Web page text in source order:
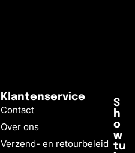
Klantenservice
Contact
Over ons
Verzend- en retourbeleid
S
h
o
w
tu